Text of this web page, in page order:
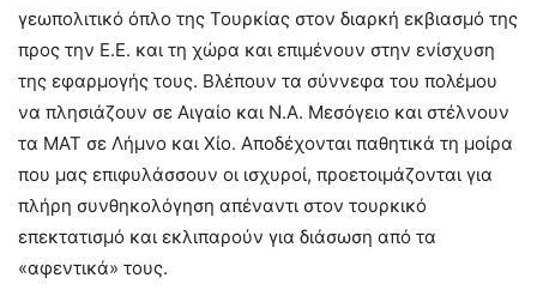
γεωπολιτικό όπλο της Τουρκίας στον διαρκή εκβιασμό της
προς την Ε.Ε. και τη χώρα και επιμένουν στην ενίσχυση
της εφαρμογής τους. Βλέπουν τα σύννεφα του πολέμου
να πλησιάζουν σε Αιγαίο και Ν.Α. Μεσόγειο και στέλνουν
τα ΜΑΤ σε Λήμνο και Χίο. Αποδέχονται παθητικά τη μοίρα
που μας επιφυλάσσουν οι ισχυροί, προετοιμάζονται για
πλήρη συνθηκολόγηση απέναντι στον τουρκικό
επεκτατισμό και εκλιπαρούν για διάσωση από τα
«αφεντικά» τους.